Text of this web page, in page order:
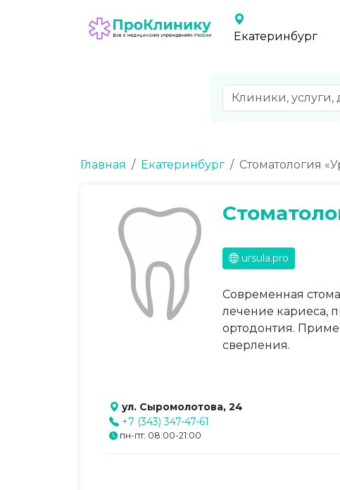
Екатеринбург
Главная Екатеринбург Стоматология
ursula.pro
Современная
лечение кариеса,
ортодонтия.
сверления.
ул. Сыромолотова, 24
+7 (343) 347-47-61
пн-пт: 08:00-21:00